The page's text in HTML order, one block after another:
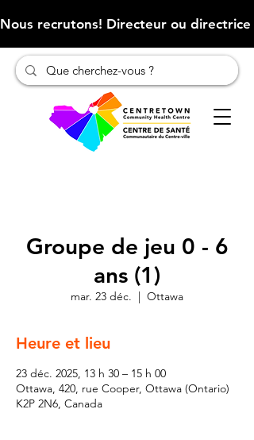
Nous recrutons! Directeur ou
Groupe de jeu 0 - 6
ans (1)
mar. 23 déc.
  |
Ottawa
Heure et lieu
23 déc. 2025, 13 h 30 – 15 h 00
Ottawa, 420, rue Cooper, Ottawa (Ontario)
K2P 2N6, Canada